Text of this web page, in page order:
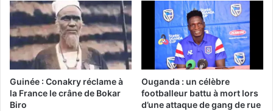
Guinée : Conakry réclame à
la France le crâne de Bokar
Biro
Ouganda : un célèbre
footballeur battu à mort lors
d’une attaque de gang de rue